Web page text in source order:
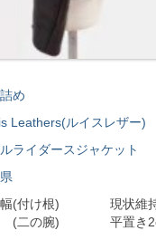
め
Leathers(ルイスレザー)
ライダースジャケット
幅(付け根) 現状維
の腕) 平置き2cm(